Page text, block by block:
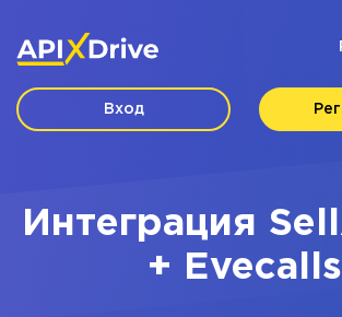
Вход
Интеграция
+ Evecalls